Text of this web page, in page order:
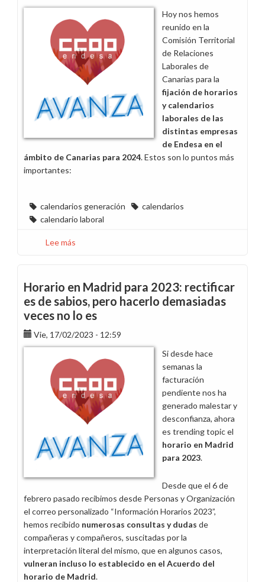
en
Aragón
Hoy nos hemos
reunido en la
Comisión Territorial
de Relaciones
Laborales de
Canarias para la
fijación de horarios
y calendarios
laborales de las
distintas empresas
de Endesa en el
ámbito de Canarias para 2024. Estos son lo puntos más
importantes:
calendarios generación
calendarios
calendario laboral
Lee más
de
2024
de
Endesa
en
Canarias
Horario en Madrid para 2023: rectificar
es de sabios, pero hacerlo demasiadas
veces no lo es
Vie, 17/02/2023 - 12:59
Si desde hace
semanas la
facturación
pendiente nos ha
generado malestar y
desconfianza, ahora
es trending topic el
horario en Madrid
para 2023.
Desde que el 6 de
febrero pasado recibimos desde Personas y Organización
el correo personalizado “Información Horarios 2023”,
hemos recibido numerosas consultas y dudas de
compañeras y compañeros, suscitadas por la
interpretación literal del mismo, que en algunos casos,
vulneran incluso lo establecido en el Acuerdo del
horario de Madrid.